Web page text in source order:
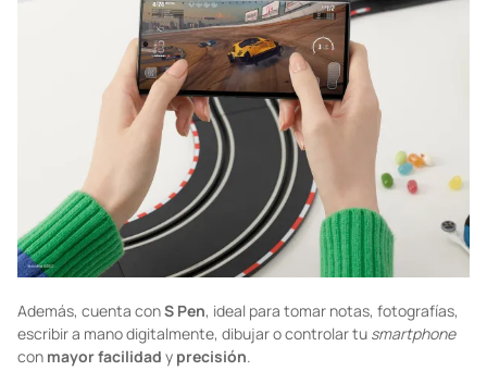
Además, cuenta conS Pen, ideal para tomar notas, fotografías,
escribir a mano digitalmente, dibujar o controlar tu smartphone
con mayorfacilidad y precisión.